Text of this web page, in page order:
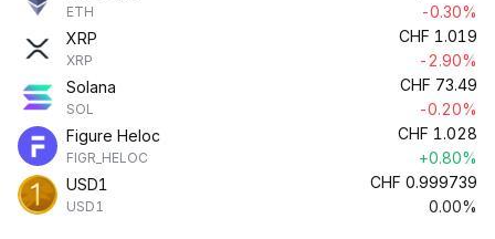
ETH
-0.30%
XRP
XRP
CHF 1.019
-2.90%
Solana
SOL
CHF 73.49
-0.20%
Figure Heloc
FIGR_HELOC
CHF 1.028
+0.80%
USD1
USD1
CHF 0.999739
0.00%